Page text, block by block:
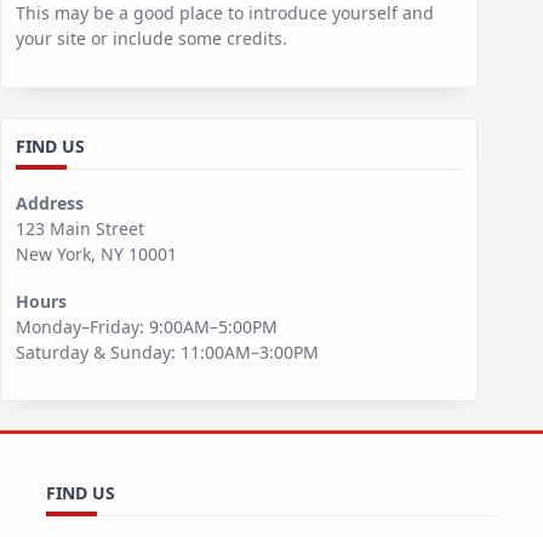
This may be a good place to introduce yourself and
your site or include some credits.
FIND US
Address
123 Main Street
New York, NY 10001
Hours
Monday–Friday: 9:00AM–5:00PM
Saturday & Sunday: 11:00AM–3:00PM
FIND US